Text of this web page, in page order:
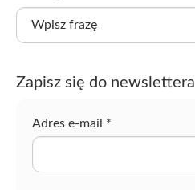
W
z
Zapisz się do newslettera
Adres e-mail *